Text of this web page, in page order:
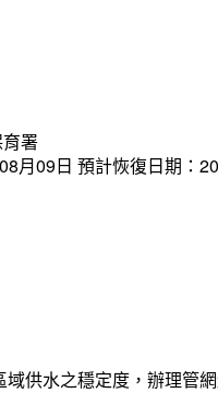
署
月09日 預計恢復日期：
供水之穩定度，辦理管